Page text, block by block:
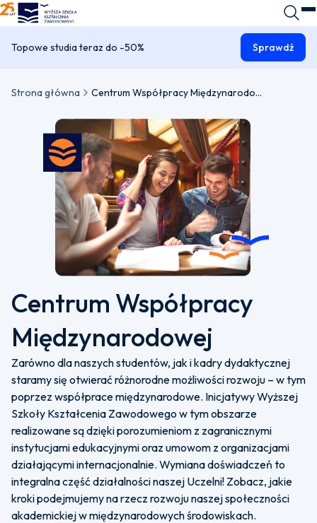
WSKZ - strona główna
Topowe studia teraz do -50% Sprawdź
Strona główna Centrum Współpracy Międzynarodowej
Centrum Współpracy
Międzynarodowej
Zarówno dla naszych studentów, jak i kadry dydaktycznej
staramy się otwierać różnorodne możliwości rozwoju – w tym
poprzez współprace międzynarodowe. Inicjatywy Wyższej
Szkoły Kształcenia Zawodowego w tym obszarze
realizowane są dzięki porozumieniom z zagranicznymi
instytucjami edukacyjnymi oraz umowom z organizacjami
działającymi internacjonalnie. Wymiana doświadczeń to
integralna część działalności naszej Uczelni! Zobacz, jakie
kroki podejmujemy na rzecz rozwoju naszej społeczności
akademickiej w międzynarodowych środowiskach.